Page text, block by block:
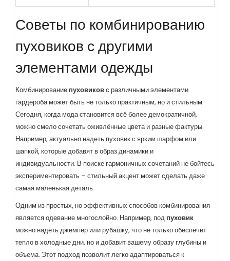
Советы по комбинированию
пуховиков с другими
элементами одежды
Комбинирование пуховиковс различными элементами
гардероба может быть не только практичным, но и стильным.
Сегодня, когда мода становится всё более демократичной,
можно смело сочетать оживлённые цвета и разные фактуры.
Например, актуально надеть пуховик с ярким шарфом или
шапкой, которые добавят в образ динамики и
индивидуальности. В поиске гармоничных сочетаний не бойтесь
экспериментировать – стильный акцент может сделать даже
самая маленькая деталь.
Одним из простых, но эффективных способов комбинирования
является одевание многослойно. Например, под пуховик
можно надеть джемпер или рубашку, что не только обеспечит
тепло в холодные дни, но и добавит вашему образу глубины и
объема. Этот подход позволит легко адаптироваться к